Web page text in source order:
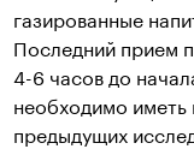
газированные
Последний прием
4-6 часов до
необходимо иметь
предыдущих